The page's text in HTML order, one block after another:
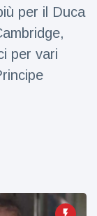
per il Duca
per vari